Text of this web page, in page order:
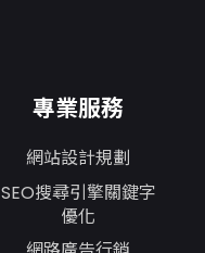
專業服務
網站設計規劃
SEO搜尋引擎關鍵字
優化